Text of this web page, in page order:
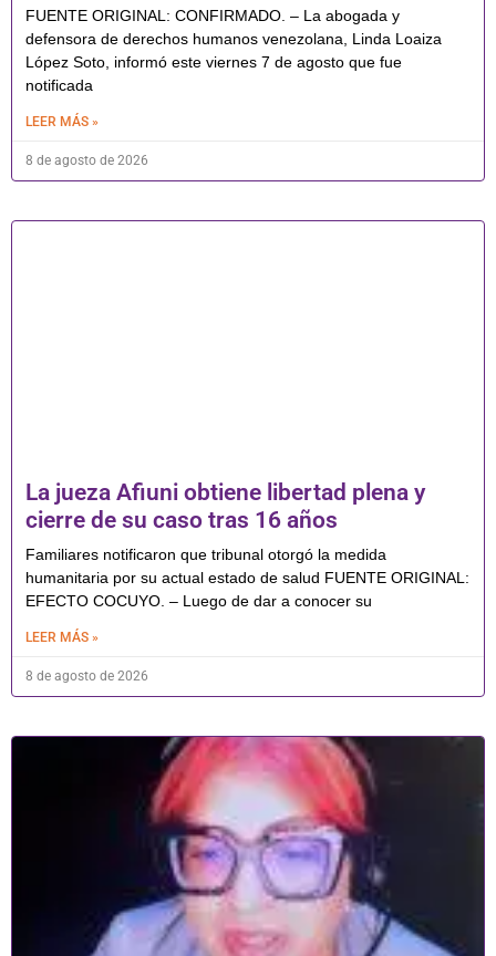
FUENTE ORIGINAL: CONFIRMADO. – La abogada y
defensora de derechos humanos venezolana, Linda Loaiza
López Soto, informó este viernes 7 de agosto que fue
notificada
LEER MÁS »
8 de agosto de 2026
La jueza Afiuni obtiene libertad plena y
cierre de su caso tras 16 años
Familiares notificaron que tribunal otorgó la medida
humanitaria por su actual estado de salud FUENTE ORIGINAL:
EFECTO COCUYO. – Luego de dar a conocer su
LEER MÁS »
8 de agosto de 2026